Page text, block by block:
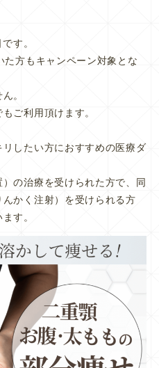
す。
た方もキャンペーン対象とな
。
ご利用頂けます。
したい方におすすめの医療ダ
の治療を受けられた方で、同
かく注射）を受けられる方
す。